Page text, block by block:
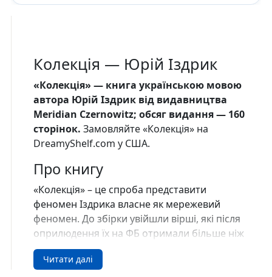
Колекція — Юрій Іздрик
«Колекція» — книга українською мовою
автора Юрій Іздрик від видавництва
Meridian Czernowitz; обсяг видання — 160
сторінок. Замовляйте «Колекція» на
DreamyShelf.com у США.
Про книгу
«Колекція» – це спроба представити
феномен Іздрика власне як мережевий
феномен. До збірки увійшли вірші, які після
оприлюдення їх на ФБ отримали більше ніж
600 лайків. Тобто «Колекція» певною мірою
(а радше – повною) сформована
Читати далі